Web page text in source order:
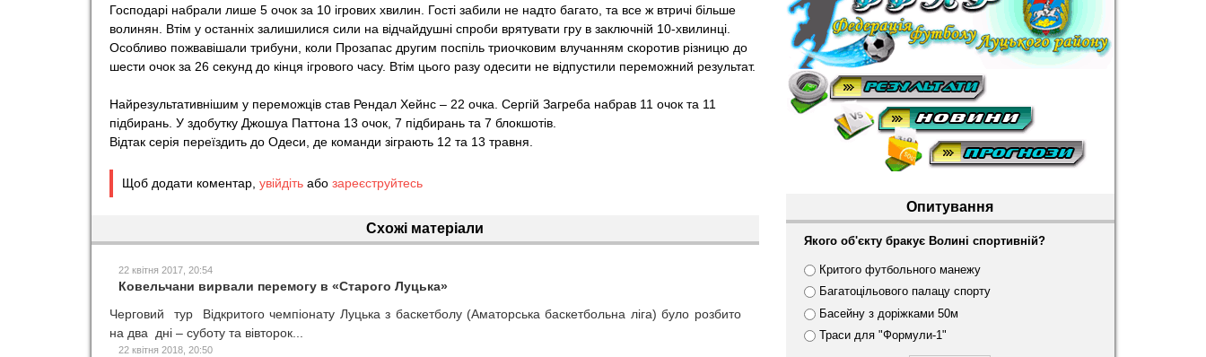
o
r
Господарі набрали лише 5 очок за 10 ігрових хвилин. Гості забили не надто багато, та все ж втричі більше
волинян. Втім у останніх залишилися сили на відчайдушні спроби врятувати гру в заключній 10-хвилинці.
Особливо пожвавішали трибуни, коли Прозапас другим поспіль триочковим влучанням скоротив різницю до
шести очок за 26 секунд до кінця ігрового часу. Втім цього разу одесити не відпустили переможний результат.
Найрезультативнішим у переможців став Рендал Хейнс – 22 очка. Сергій Загреба набрав 11 очок та 11
підбирань. У здобутку Джошуа Паттона 13 очок, 7 підбирань та 7 блокшотів.
Відтак серія переїздить до Одеси, де команди зіграють 12 та 13 травня.
Щоб додати коментар, увійдіть або зареєструйтесь
Схожі матеріали
22 квітня 2017, 20:54
Ковельчани вирвали перемогу в «Старого Луцька»
Черговий тур Відкритого чемпіонату Луцька з баскетболу (Аматорська баскетбольна ліга) було розбито
на два дні – суботу та вівторок...
22 квітня 2018, 20:50
Опитування
Якого об'єкту бракує Волині спортивній?
В
а
і
а
Критого футбольного манежу
Багатоцільового палацу спорту
Басейну з доріжками 50м
Траси для "Формули-1"